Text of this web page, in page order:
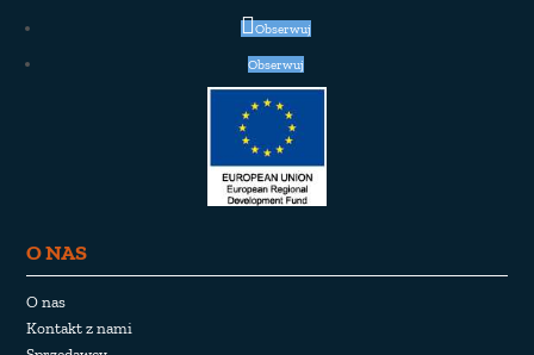
Obserwuj
Obserwuj
O NAS
O nas
Kontakt z nami